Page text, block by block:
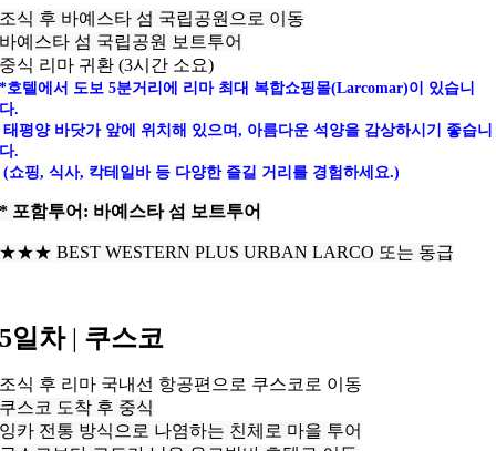
조식 후 바예스타 섬 국립공원으로 이동
바예스타 섬 국립공원 보트투어
중식 리마 귀환 (3시간 소요)
*호텔에서 도보 5분거리에 리마 최대 복합쇼핑몰(Larcomar)이 있습니
다.
태평양 바닷가 앞에 위치해 있으며, 아름다운 석양을 감상하시기 좋습니
다.
(쇼핑, 식사, 칵테일바 등 다양한 즐길 거리를 경험하세요.)
* 포함투어: 바예스타 섬 보트투어
★★★ BEST WESTERN PLUS URBAN LARCO 또는 동급
5일차 | 쿠스코
조식 후 리마 국내선 항공편으로 쿠스코로 이동
쿠스코 도착 후 중식
잉카 전통 방식으로 나염하는 친체로 마을 투어